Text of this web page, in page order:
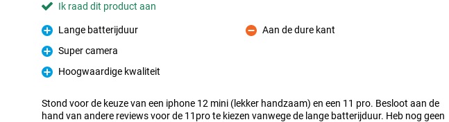
Ik raad dit product aan
Pluspunt
Lange batterijduur
Pluspunt
Super camera
Pluspunt
Hoogwaardige kwaliteit
Minpunt
Aan de dure kant
Stond voor de keuze van een iphone 12 mini (lekker handzaam) en een 11 pro. Besloot aan de
hand van andere reviews voor de 11pro te kiezen vanwege de lange batterijduur. Heb nog geen